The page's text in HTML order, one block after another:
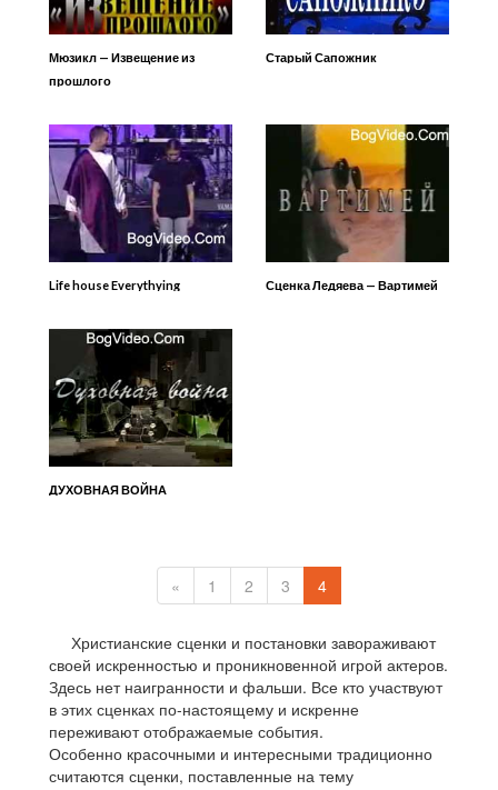
Мюзикл — Извещение из
прошлого
Старый Сапожник
Life house Everythying Сценка Ледяева — Вартимей
ДУХОВНАЯ ВОЙНА
« 1 2 3 4
Христианские сценки и постановки завораживают
своей искренностью и проникновенной игрой актеров.
Здесь нет наигранности и фальши. Все кто участвуют
в этих сценках по-настоящему и искренне
переживают отображаемые события.
Особенно красочными и интересными традиционно
считаются сценки, поставленные на тему